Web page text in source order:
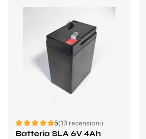
5(13 recensioni)
Batteria SLA 6V 4Ah